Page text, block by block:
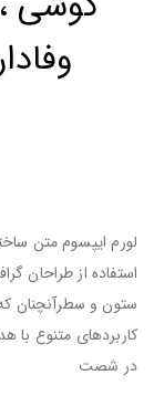
لورم ایپسوم متن
استفاده از طراحان
ستون و سطرآنچنان
کاربردهای متنوع با
در شصت